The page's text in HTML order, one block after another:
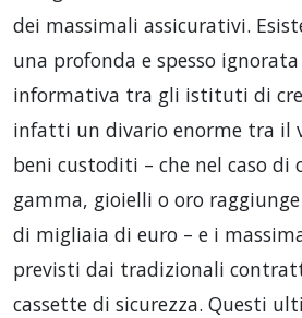
dei massimali assicurativi.
una profonda e spesso
informativa tra gli istituti di
infatti un divario enorme tra il
beni custoditi – che nel caso di
gamma, gioielli o oro
di migliaia di euro – e i
previsti dai tradizionali
cassette di sicurezza. Questi